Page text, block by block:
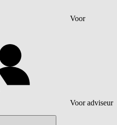
Voor
Voor adviseur